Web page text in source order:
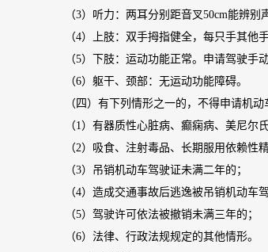
（3）听力：两耳分别距音叉50cm能辨别
（4）上肢：双手拇指健全，每只手其他
（5）下肢：运动功能正常。申请驾驶手
（6）躯干、颈部：无运动功能障碍。
（四）有下列情形之一的，不得申请机动
（1）有器质性心脏病、癫痫病、美尼
（2）吸食、注射毒品、长期服用依赖性
（3）吊销机动车驾驶证未满二年的；
（4）造成交通事故后逃逸被吊销机动车
（5）驾驶许可依法被撤销未满三年的；
（6）法律、行政法规规定的其他情形。